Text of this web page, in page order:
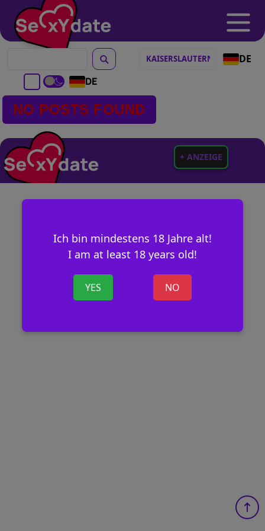
DE
DE
Ich bin mindestens 18 Jahre alt!
I am at least 18 years old!
YES NO
NO POSTS FOUND
+ ANZEIGE